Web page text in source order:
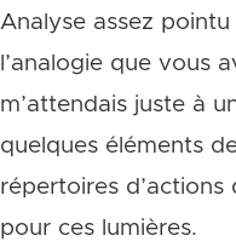
Analyse assez
l’analogie que vous
m’attendais juste à
quelques éléments
répertoires d’actions
pour ces lumières.